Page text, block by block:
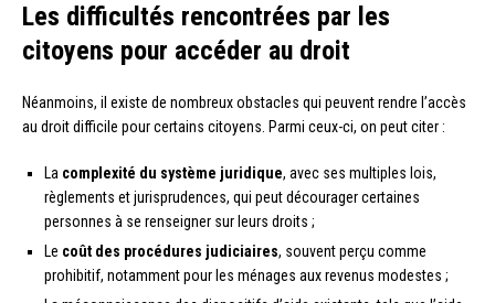
Les difficultés rencontrées par les
citoyens pour accéder au droit
Néanmoins, il existe de nombreux obstacles qui peuvent rendre l’accès
au droit difficile pour certains citoyens. Parmi ceux-ci, on peut citer :
La complexité du système juridique, avec ses multiples lois,
règlements et jurisprudences, qui peut décourager certaines
personnes à se renseigner sur leurs droits ;
Le coût des procédures judiciaires, souvent perçu comme
prohibitif, notamment pour les ménages aux revenus modestes ;